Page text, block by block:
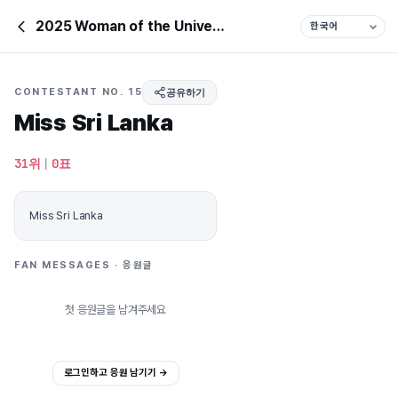
2025 Woman of the Universe
CONTESTANT NO. 15 공유하기
Miss Sri Lanka
31위 | 0표
Miss Sri Lanka
FAN MESSAGES · 응원글
첫 응원글을 남겨주세요
로그인하고 응원 남기기 →